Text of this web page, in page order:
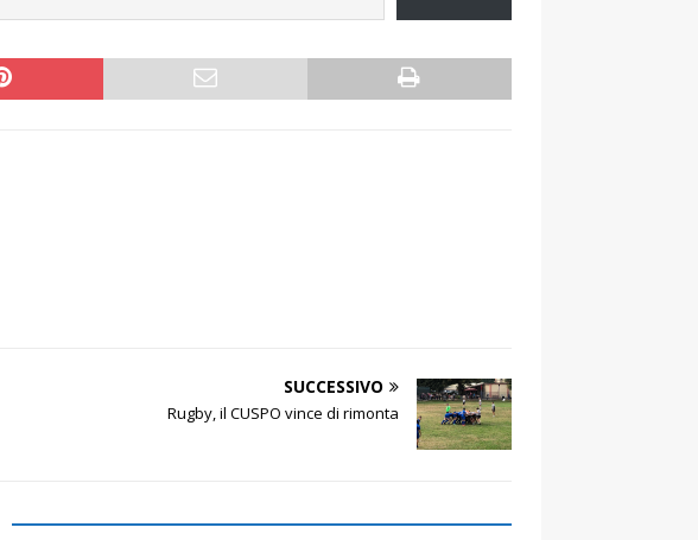
SUCCESSIVO
Rugby, il CUSPO vince di rimonta